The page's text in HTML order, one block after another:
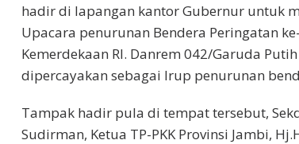
hadir di lapangan kantor Gubernur untuk
Upacara penurunan Bendera Peringatan
Kemerdekaan RI. Danrem 042/Garuda
dipercayakan sebagai Irup penurunan
Tampak hadir pula di tempat tersebut,
Sudirman, Ketua TP-PKK Provinsi Jambi,